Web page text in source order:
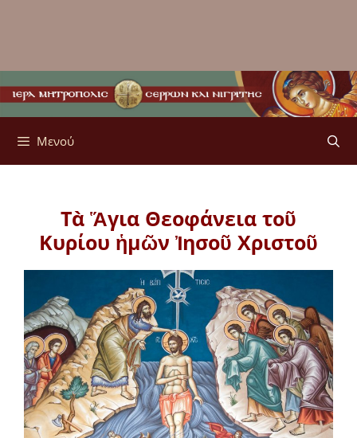
Μενού
Τὰ Ἅγια Θεοφάνεια τοῦ
Κυρίου ἡμῶν Ἰησοῦ Χριστοῦ